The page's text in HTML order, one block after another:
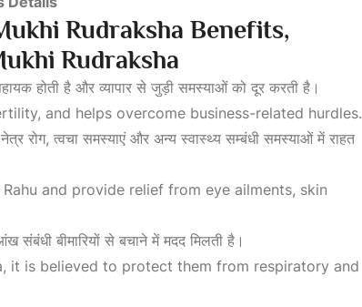
Rudraksha Benefits,
Rudraksha
होती है और व्यापार से जुड़ी समस्याओं को दूर करती है।
and helps overcome business-related hurdles.
रोग, त्वचा समस्याएं और अन्य स्वास्थ्य सम्बंधी समस्याओं में राहत
and provide relief from eye ailments, skin
बीमारियों से बचाने में मदद मिलती है।
it is believed to protect them from respiratory and